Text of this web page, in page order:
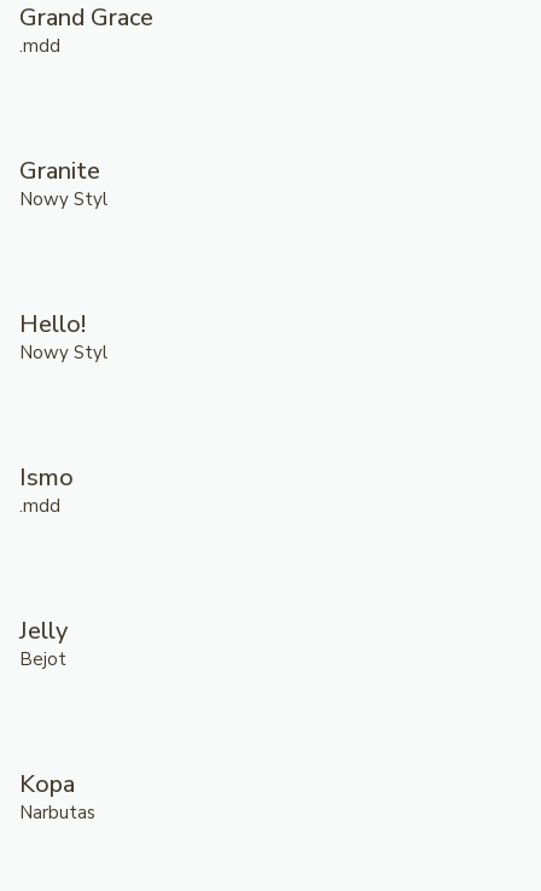
Grand Grace
.mdd
Granite
Nowy Styl
Hello!
Nowy Styl
Ismo
.mdd
Jelly
Bejot
Kopa
Narbutas